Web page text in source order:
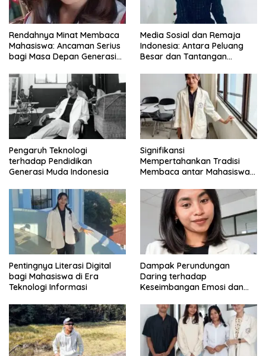
Rendahnya Minat Membaca
Mahasiswa: Ancaman Serius
bagi Masa Depan Generasi
Media Sosial dan Remaja
Indonesia: Antara Peluang
Besar dan Tantangan
Pengaruh Teknologi
terhadap Pendidikan
Generasi Muda Indonesia
Signifikansi
Mempertahankan Tradisi
Membaca antar Mahasiswa
Pentingnya Literasi Digital
bagi Mahasiswa di Era
Teknologi Informasi
Dampak Perundungan
Daring terhadap
Keseimbangan Emosi dan